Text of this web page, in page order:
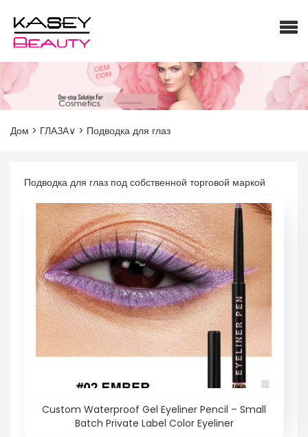
Подводка для глаз под собственной торговой маркой
Дом > ГЛАЗА∨ > Подводка для глаз
Подводка для глаз под собственной торговой маркой
Custom Waterproof Gel Eyeliner Pencil – Small
Batch Private Label Color Eyeliner